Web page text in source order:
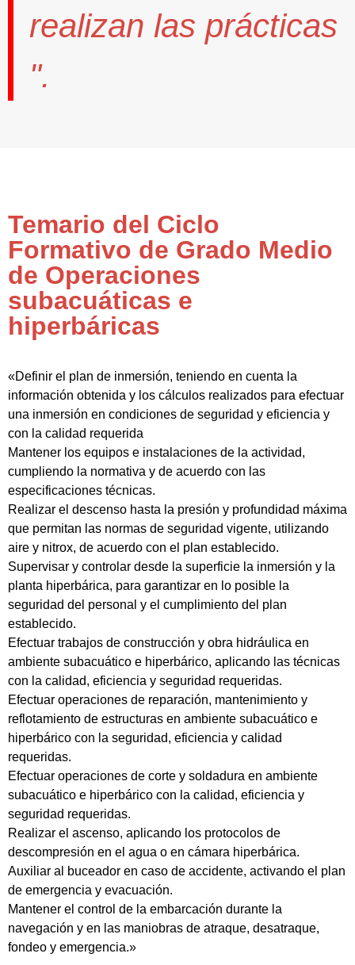
realizan las prácticas
".
Temario del Ciclo
Formativo de Grado Medio
de Operaciones
subacuáticas e
hiperbáricas
«Definir el plan de inmersión, teniendo en cuenta la
información obtenida y los cálculos realizados para efectuar
una inmersión en condiciones de seguridad y eficiencia y
con la calidad requerida
Mantener los equipos e instalaciones de la actividad,
cumpliendo la normativa y de acuerdo con las
especificaciones técnicas.
Realizar el descenso hasta la presión y profundidad máxima
que permitan las normas de seguridad vigente, utilizando
aire y nitrox, de acuerdo con el plan establecido.
Supervisar y controlar desde la superficie la inmersión y la
planta hiperbárica, para garantizar en lo posible la
seguridad del personal y el cumplimiento del plan
establecido.
Efectuar trabajos de construcción y obra hidráulica en
ambiente subacuático e hiperbárico, aplicando las técnicas
con la calidad, eficiencia y seguridad requeridas.
Efectuar operaciones de reparación, mantenimiento y
reflotamiento de estructuras en ambiente subacuático e
hiperbárico con la seguridad, eficiencia y calidad
requeridas.
Efectuar operaciones de corte y soldadura en ambiente
subacuático e hiperbárico con la calidad, eficiencia y
seguridad requeridas.
Realizar el ascenso, aplicando los protocolos de
descompresión en el agua o en cámara hiperbárica.
Auxiliar al buceador en caso de accidente, activando el plan
de emergencia y evacuación.
Mantener el control de la embarcación durante la
navegación y en las maniobras de atraque, desatraque,
fondeo y emergencia.»